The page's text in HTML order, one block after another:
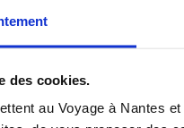
des cookies.
au Voyage à Nantes
Muscadet serait
communaux ». Si au 21e
de Pallet, Gorges,
que c’est peut-être plus
faire aimer, c’est une